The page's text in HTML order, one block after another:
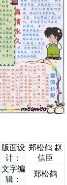
版面设
计：
郑松鹤 赵
信臣
文字编
辑：
郑松鹤